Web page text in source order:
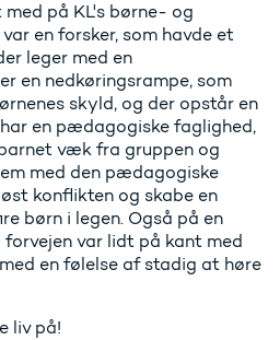
på KL's børne- og
en forsker, som havde et
leger med en
en nedkøringsrampe, som
skyld, og der opstår en
en pædagogiske faglighed,
væk fra gruppen og
med den pædagogiske
konflikten og skabe en
børn i legen. Også på en
forvejen var lidt på kant med
en følelse af stadig at høre
liv på!